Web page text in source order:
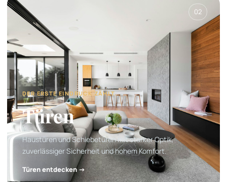
02
DER ERSTE EINDRUCK ZÄHLT.
Türen
Haustüren und Schiebetüren mit starker Optik,
zuverlässiger Sicherheit und hohem Komfort.
Türen entdecken →